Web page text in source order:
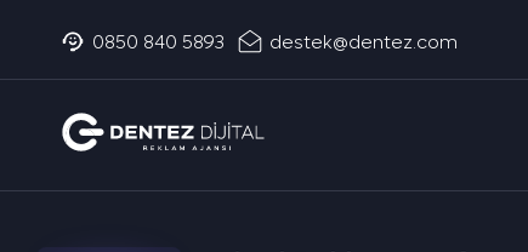
0850 840 5893 destek@dentez.com